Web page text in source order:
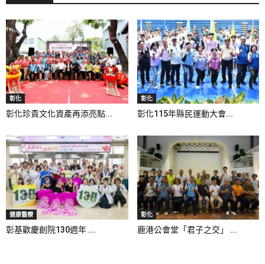
彰化
彰化珍貴文化資產再添亮點...
彰化
彰化115年縣民運動大會...
健康醫療
彰基歡慶創院130週年 ...
彰化
鹿港公會堂「君子之交」 ...